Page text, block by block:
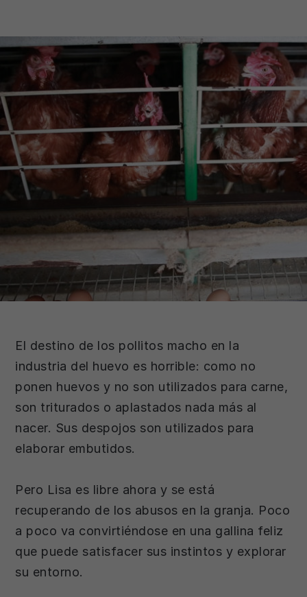
El destino de los pollitos macho en la
industria del huevo es horrible: como no
ponen huevos y no son utilizados para carne,
son triturados o aplastados nada más al
nacer. Sus despojos son utilizados para
elaborar embutidos.
Pero Lisa es libre ahora y se está
recuperando de los abusos en la granja. Poco
a poco va convirtiéndose en una gallina feliz
que puede satisfacer sus instintos y explorar
su entorno.